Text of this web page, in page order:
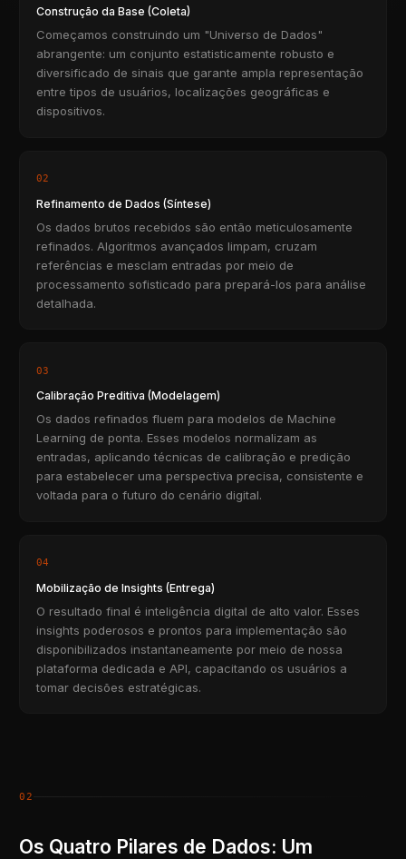
Construção da Base (Coleta)
Começamos construindo um "Universo de Dados"
abrangente: um conjunto estatisticamente robusto e
diversificado de sinais que garante ampla representação
entre tipos de usuários, localizações geográficas e
dispositivos.
02
Refinamento de Dados (Síntese)
Os dados brutos recebidos são então meticulosamente
refinados. Algoritmos avançados limpam, cruzam
referências e mesclam entradas por meio de
processamento sofisticado para prepará-los para análise
detalhada.
03
Calibração Preditiva (Modelagem)
Os dados refinados fluem para modelos de Machine
Learning de ponta. Esses modelos normalizam as
entradas, aplicando técnicas de calibração e predição
para estabelecer uma perspectiva precisa, consistente e
voltada para o futuro do cenário digital.
04
Mobilização de Insights (Entrega)
O resultado final é inteligência digital de alto valor. Esses
insights poderosos e prontos para implementação são
disponibilizados instantaneamente por meio de nossa
plataforma dedicada e API, capacitando os usuários a
tomar decisões estratégicas.
02
Os Quatro Pilares de Dados: Um